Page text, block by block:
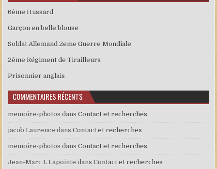
6ème Hussard
Garçon en belle blouse
Soldat Allemand 2eme Guerre Mondiale
2ème Régiment de Tirailleurs
Prisonnier anglais
COMMENTAIRES RÉCENTS
memoire-photos dansContact et recherches
jacob Laurence dansContact et recherches
memoire-photos dansContact et recherches
Jean-Marc L Lapointe dansContact et recherches